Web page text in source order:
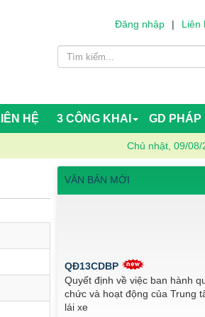
Đăng nhập | Liên
HỆ 3 CÔNG KHAI GD PHÁP
Chủ nhật, 09/08/
VĂN BẢN MỚI
Quyết định về việc ban hành
chức và hoạt động của Trung
lái xe